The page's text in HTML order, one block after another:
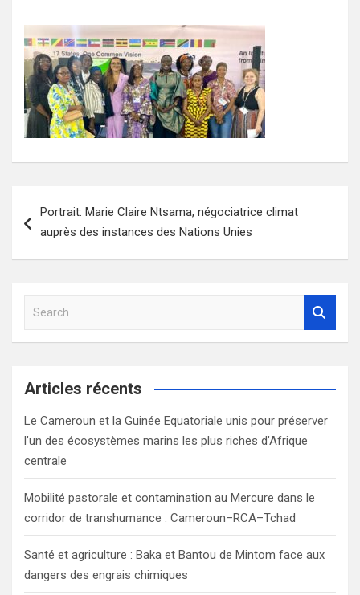
de
Portrait: Marie Claire Ntsama, négociatrice climat
auprès des instances des Nations Unies
a
c
Articles récents
Le Cameroun et la Guinée Equatoriale unis pour préserver
l’un des écosystèmes marins les plus riches d’Afrique
centrale
Mobilité pastorale et contamination au Mercure dans le
corridor de transhumance : Cameroun–RCA–Tchad
Santé et agriculture : Baka et Bantou de Mintom face aux
dangers des engrais chimiques